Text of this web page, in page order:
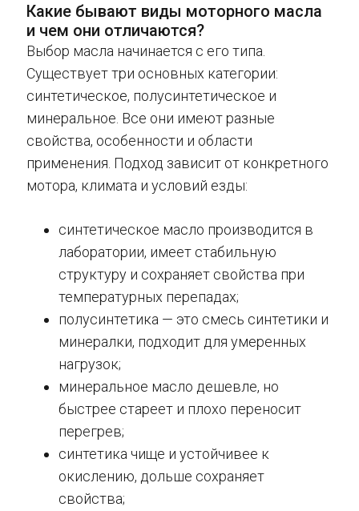
Какие бывают виды моторного масла
и чем они отличаются?
Выбор масла начинается с его типа.
Существует три основных категории:
синтетическое, полусинтетическое и
минеральное. Все они имеют разные
свойства, особенности и области
применения. Подход зависит от конкретного
мотора, климата и условий езды:
синтетическое масло производится в
лаборатории, имеет стабильную
структуру и сохраняет свойства при
температурных перепадах;
полусинтетика — это смесь синтетики и
минералки, подходит для умеренных
нагрузок;
минеральное масло дешевле, но
быстрее стареет и плохо переносит
перегрев;
синтетика чище и устойчивее к
окислению, дольше сохраняет
свойства;